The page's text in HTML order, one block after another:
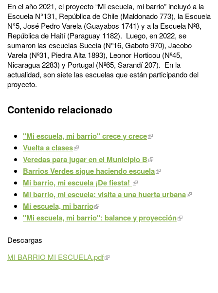
En el año 2021, el proyecto “Mi escuela, mi barrio” incluyó a la
Escuela N°131, República de Chile (Maldonado 773), la Escuela
N°5, José Pedro Varela (Guayabos 1741) y a la Escuela Nº8,
República de Haití (Paraguay 1182). Luego, en 2022, se
sumaron las escuelas Suecia (Nº16, Gaboto 970), Jacobo
Varela (Nº31, Piedra Alta 1893), Leonor Horticou (Nº45,
Nicaragua 2283) y Portugal (Nº65, Sarandí 207). En la
actualidad, son siete las escuelas que están participando del
proyecto.
Contenido relacionado
"Mi escuela, mi barrio" crece y crece
Vuelta a clases
Veredas para jugar en el Municipio B
Barrios Verdes sigue haciendo escuela
Mi barrio, mi escuela ¡De fiesta!
Mi barrio, mi escuela: visita a una huerta urbana
Mi escuela, mi barrio
"Mi escuela, mi barrio": balance y proyección
Descargas
MI BARRIO MI ESCUELA.pdf